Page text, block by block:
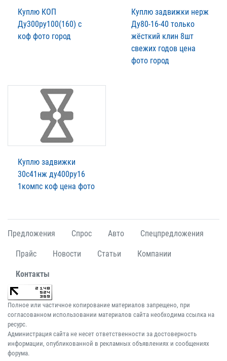
Куплю КОП
Ду300ру100(160) с
коф фото город
Куплю задвижки нерж
Ду80-16-40 только
жёсткий клин 8шт
свежих годов цена
фото город
Куплю задвижки
30с41нж ду400ру16
1компс коф цена фото
Предложения Спрос Авто Спецпредложения
Прайс Новости Статьи Компании
Контакты
Полное или частичное копирование материалов запрещено, при
согласованном использовании материалов сайта необходима ссылка на
ресурс.
Администрация сайта не несет ответственности за достоверность
информации, опубликованной в рекламных объявлениях и сообщениях
форума.